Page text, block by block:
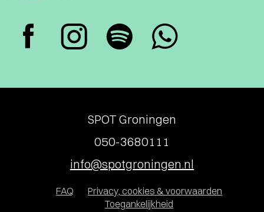
SPOT Groningen
050-3680111
info@spotgroningen.nl
FAQ
Privacy, cookies & voorwaarden
Toegankelijkheid